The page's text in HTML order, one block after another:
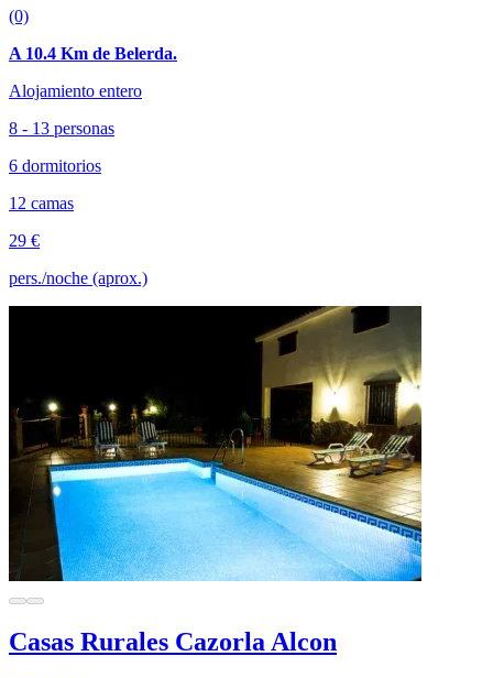
(0)
A 10.4 Km de Belerda.
Alojamiento entero
8 - 13 personas
6 dormitorios
12 camas
29 €
pers./noche (aprox.)
Casas Rurales Cazorla Alcon